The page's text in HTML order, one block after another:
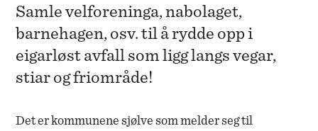
Søk
Renovasjon
Hentekalender
Opningstider
Driftsmeldingar
Samle velforeninga, nabolaget,
barnehagen, osv. til å rydde opp i
eigarløst avfall som ligg langs vegar,
stiar og friområde!
Det er kommunene sjølve som melder seg til